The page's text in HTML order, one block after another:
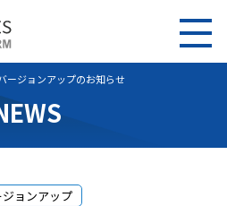
ージョンアップのお知らせ
ジョンアップ